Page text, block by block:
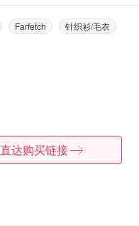
Farfetch 针织衫/毛衣
直达购买链接